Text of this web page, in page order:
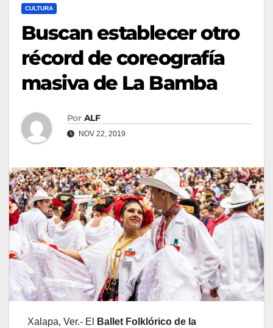
CULTURA
Buscan establecer otro
récord de coreografía
masiva de La Bamba
Por ALF
NOV 22, 2019
Xalapa, Ver.- El
Ballet Folklórico de la